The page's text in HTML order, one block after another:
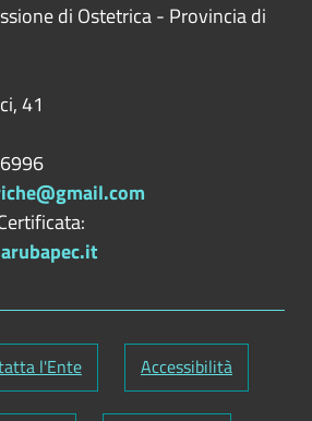
di Ostetrica - Provincia di
41
l'Ente Accessibilità